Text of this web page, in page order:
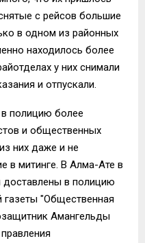
с рейсов большие
в одном из районных
находилось более
у них снимали
и отпускали.
полицию более
и общественных
них даже и не
в митинге. В Алма-Ате в
в полицию
газеты "Общественная
Амангельды